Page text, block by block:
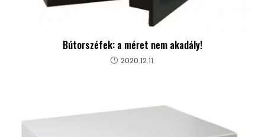
Bútorszéfek: a méret nem akadály!
2020.12.11.